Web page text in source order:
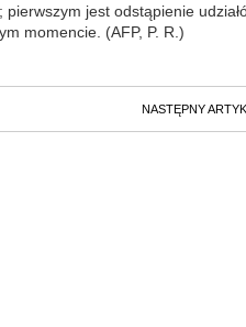
jest odstąpienie
momencie. (AFP, P. R.)
NASTĘPNY